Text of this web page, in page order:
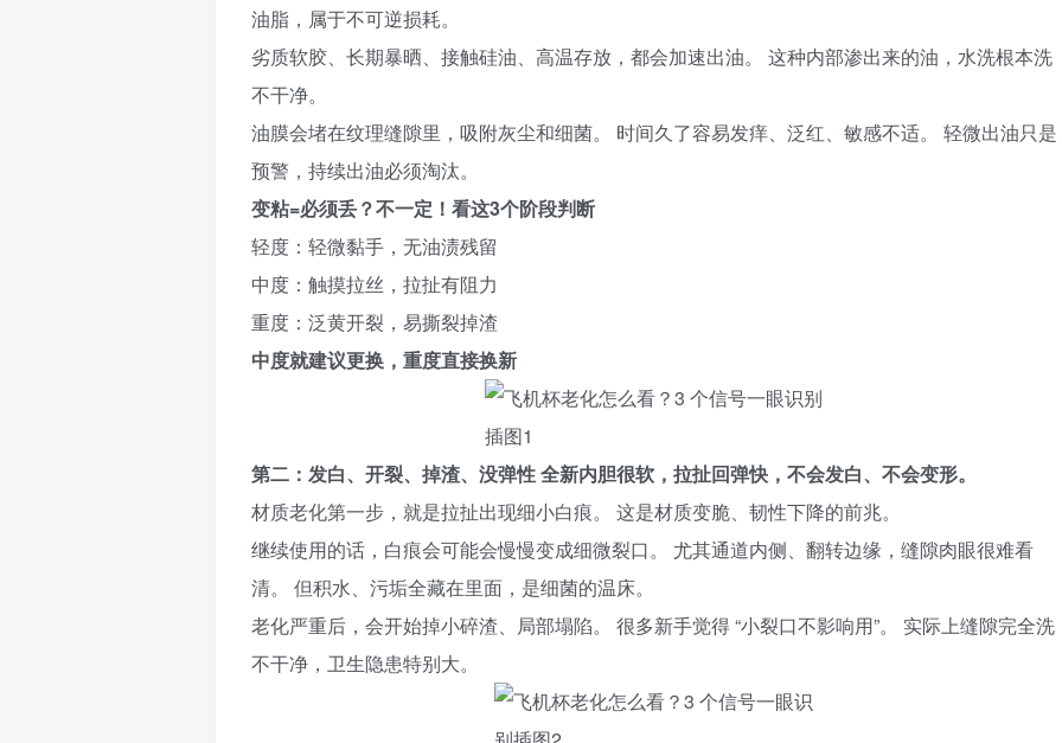
油脂，属于不可逆损耗。
劣质软胶、长期暴晒、接触硅油、高温存放，都会加速出油。 这种内部渗出来的油，水洗根本洗
不干净。
油膜会堵在纹理缝隙里，吸附灰尘和细菌。 时间久了容易发痒、泛红、敏感不适。 轻微出油只是
预警，持续出油必须淘汰。
变粘=必须丢？不一定！看这3个阶段判断
轻度：轻微黏手，无油渍残留
中度：触摸拉丝，拉扯有阻力
重度：泛黄开裂，易撕裂掉渣
中度就建议更换，重度直接换新
第二：发白、开裂、掉渣、没弹性 全新内胆很软，拉扯回弹快，不会发白、不会变形。
材质老化第一步，就是拉扯出现细小白痕。 这是材质变脆、韧性下降的前兆。
继续使用的话，白痕会可能会慢慢变成细微裂口。 尤其通道内侧、翻转边缘，缝隙肉眼很难看
清。 但积水、污垢全藏在里面，是细菌的温床。
老化严重后，会开始掉小碎渣、局部塌陷。 很多新手觉得 “小裂口不影响用”。 实际上缝隙完全洗
不干净，卫生隐患特别大。